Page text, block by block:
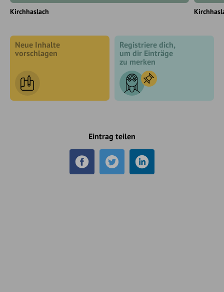
Kirchhaslach
Neue Inhalte
vorschlagen
Registriere dich,
um dir Einträge
zu merken
Eintrag teilen